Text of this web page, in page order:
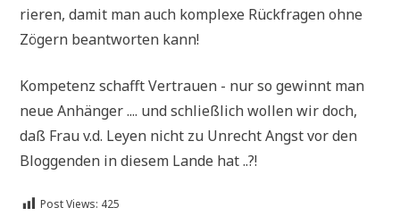
rie­ren, damit man auch kom­ple­xe Rück­fra­gen ohne
Zögern beant­wor­ten kann!
Kom­pe­tenz schafft Ver­trau­en - nur so gewinnt man
neue Anhän­ger .... und schließ­lich wol­len wir doch,
daß Frau v.d. Ley­en nicht zu Unrecht Angst vor den
Blog­gen­den in die­sem Lan­de hat ..?!
Post Views: 425